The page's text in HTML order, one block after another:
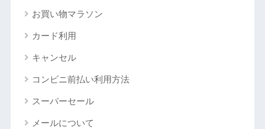
お買い物マラソン
カード利用
キャンセル
コンビニ前払い利用方法
スーパーセール
メールについて